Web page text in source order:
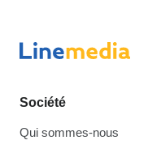
Société
Qui sommes-nous